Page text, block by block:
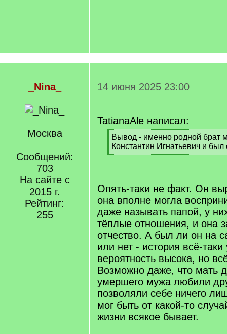
_Nina_
Москва
Сообщений:
703
На сайте с
2015 г.
Рейтинг:
255
14 июня 2025 23:00
TatianaAle написал:
[
q
]
Вывод - именно родной брат
Константин Игнатьевич и был
[
Опять-таки не факт. Он
она вполне могла
даже называть папой, у
тёплые отношения, и она
отчество. А был ли он на
или нет - история всё-
вероятность высока, но
Возможно даже, что мать
умершего мужа любили
позволяли себе ничего
мог быть от какой-то
жизни всякое бывает.